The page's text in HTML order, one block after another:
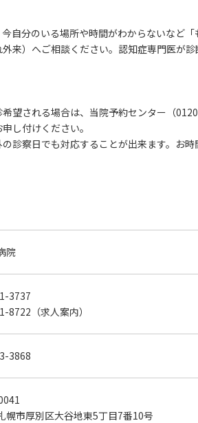
自分のいる場所や時間がわからないなど
来）へご相談ください。認知症専門医が
望される場合は、当院予約センター（
し付けください。
診察日でも対応することが出来ます。お
院
3737
8722（求人案内）
3868
幌市厚別区大谷地東5丁目7番10号